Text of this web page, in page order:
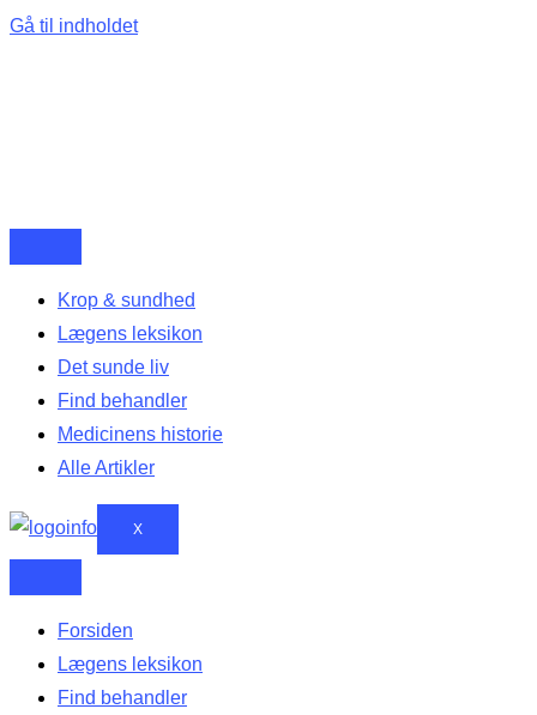
Gå til indholdet
Krop & sundhed
Lægens leksikon
Det sunde liv
Find behandler
Medicinens historie
Alle Artikler
X
Forsiden
Lægens leksikon
Find behandler